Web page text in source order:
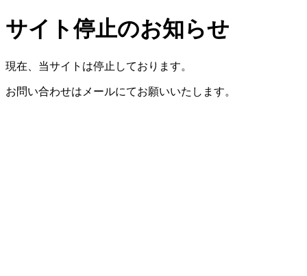
サイト停止のお知らせ
現在、当サイトは停止しております。
お問い合わせはメールにてお願いいたします。